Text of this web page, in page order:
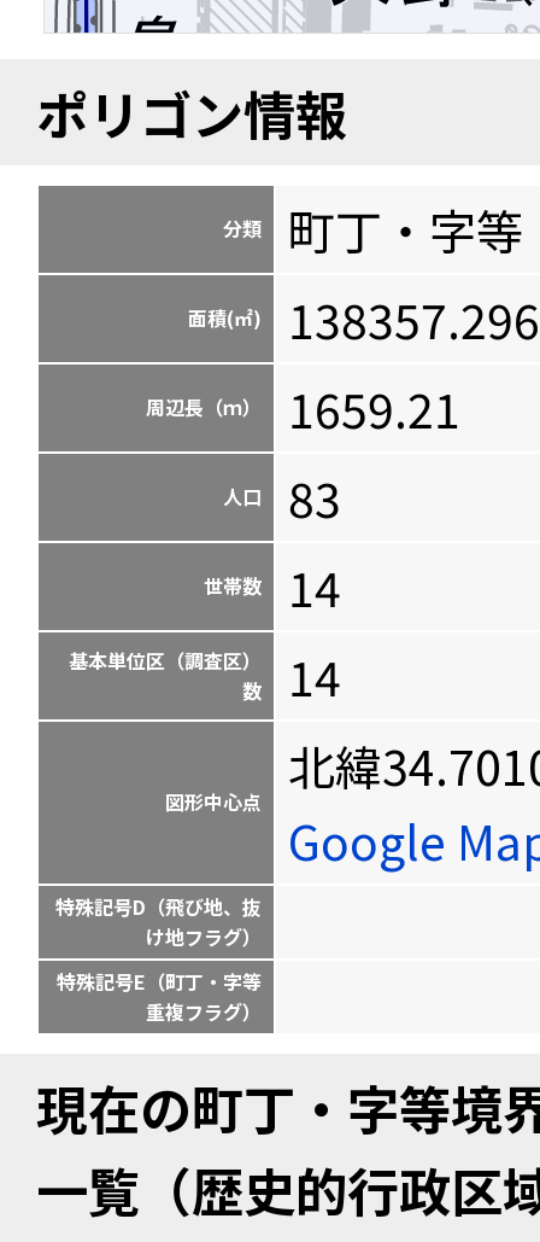
ポリゴン情報
分類 町丁・字等
面積(㎡) 138357.296
周辺長（ｍ） 1659.21
人口 83
世帯数 14
基本単位区（調査区）
数
14
図形中心点
北緯
Google
特殊記号D（飛び地、抜
け地フラグ）
特殊記号E（町丁・字等
重複フラグ）
現在の町丁・字等境
一覧（歴史的行政区